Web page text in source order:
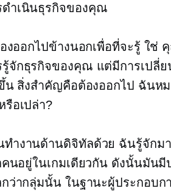
ดำเนินธุรกิจของคุณ
ออกไปข้างนอกเพื่อที่จะรู้ ใช่
จักธุรกิจของคุณ แต่มีการเปลี่ย
น สิ่งสำคัญคือต้องออกไป ฉันห
อเปล่า?
ำงานด้านดิจิทัลด้วย ฉันรู้จักม
คนอยู่ในเกมเดียวกัน ดังนั้นมัน
ว่ากลุ่มนั้น ในฐานะผู้ประกอบก